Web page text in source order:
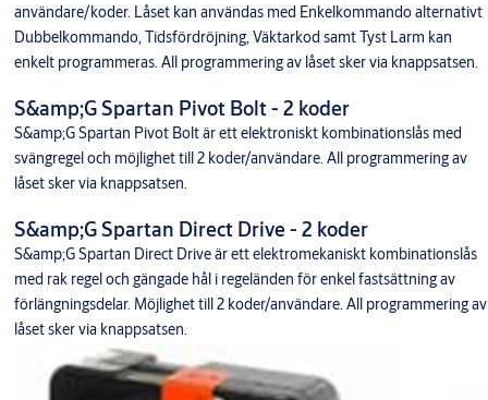
användare/koder. Låset kan användas med Enkelkommando alternativt
Dubbelkommando, Tidsfördröjning, Väktarkod samt Tyst Larm kan
enkelt programmeras. All programmering av låset sker via knappsatsen.
S&amp;G Spartan Pivot Bolt - 2 koder
S&amp;G Spartan Pivot Bolt är ett elektroniskt kombinationslås med
svängregel och möjlighet till 2 koder/användare. All programmering av
låset sker via knappsatsen.
S&amp;G Spartan Direct Drive - 2 koder
S&amp;G Spartan Direct Drive är ett elektromekaniskt kombinationslås
med rak regel och gängade hål i regeländen för enkel fastsättning av
förlängningsdelar. Möjlighet till 2 koder/användare. All programmering av
låset sker via knappsatsen.